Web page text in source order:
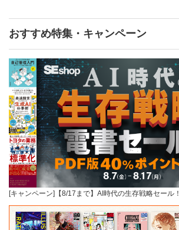
おすすめ特集・キャンペーン
[キャンペーン]【8/17まで】AI時代の生存戦略セール